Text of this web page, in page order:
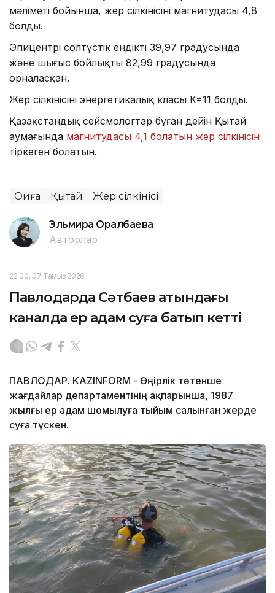
мәліметі бойынша, жер сілкінісінің магнитудасы 4,8
болды.
Эпицентрі солтүстік ендіктің 39,97 градусында
және шығыс бойлықтың 82,99 градусында
орналасқан.
Жер сілкінісінің энергетикалық класы K=11 болды.
Қазақстандық сейсмологтар бұған дейін Қытай
аумағында магнитудасы 4,1 болатын жер сілкінісін
тіркеген болатын.
Оқиға Қытай Жер сілкінісі
Эльмира Оралбаева
Авторлар
22:00, 07 Тамыз 2026
Павлодарда Сәтбаев атындағы
каналда ер адам суға батып кетті
ПАВЛОДАР. KAZINFORM - Өңірлік төтенше
жағдайлар департаментінің ақпарынша, 1987
жылғы ер адам шомылуға тыйым салынған жерде
суға түскен.